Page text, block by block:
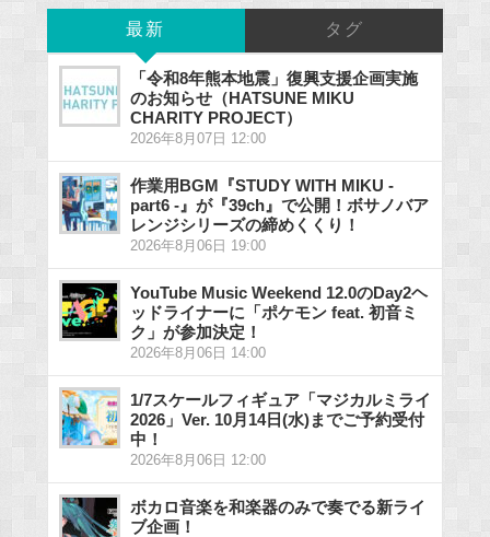
最新 タグ
「令和8年熊本地震」復興支援企画実施
のお知らせ（HATSUNE MIKU
CHARITY PROJECT）
2026年8月07日 12:00
作業用BGM『STUDY WITH MIKU -
part6 -』が『39ch』で公開！ボサノバア
レンジシリーズの締めくくり！
2026年8月06日 19:00
YouTube Music Weekend 12.0のDay2ヘ
ッドライナーに「ポケモン feat. 初音ミ
ク」が参加決定！
2026年8月06日 14:00
1/7スケールフィギュア「マジカルミライ
2026」Ver. 10月14日(水)までご予約受付
中！
2026年8月06日 12:00
ボカロ音楽を和楽器のみで奏でる新ライ
ブ企画！